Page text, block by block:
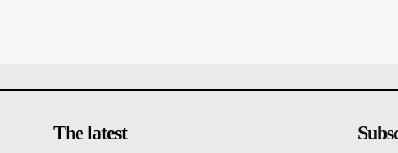
The latest